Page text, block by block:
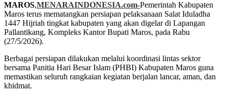
MAROS,MENARAINDONESIA.com-Pemerintah Kabupaten
Maros terus mematangkan persiapan pelaksanaan Salat Iduladha
1447 Hijriah tingkat kabupaten yang akan digelar di Lapangan
Pallantikang, Kompleks Kantor Bupati Maros, pada Rabu
(27/5/2026).
Berbagai persiapan dilakukan melalui koordinasi lintas sektor
bersama Panitia Hari Besar Islam (PHBI) Kabupaten Maros guna
memastikan seluruh rangkaian kegiatan berjalan lancar, aman, dan
khidmat.